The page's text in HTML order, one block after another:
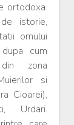
ortodoxa.
istorie,
omului
cum
zona
si
Cioarei),
Urdari.